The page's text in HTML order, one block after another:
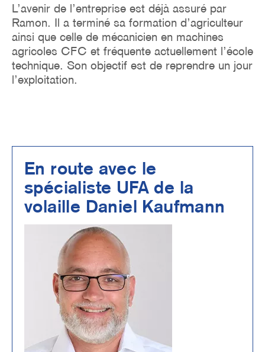
L’avenir de l’entreprise est déjà assuré par
Ramon. Il a terminé sa formation d’agriculteur
ainsi que celle de mécanicien en machines
agricoles CFC et fréquente actuellement l’école
technique. Son objectif est de reprendre un jour
l’exploitation.
En route avec le
spécialiste UFA de la
volaille Daniel Kaufmann